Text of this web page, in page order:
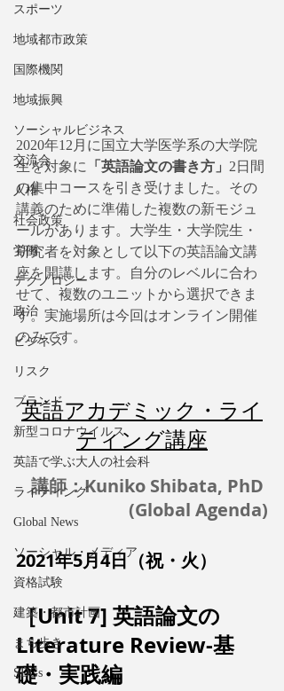
スポーツ
地域都市政策
国際機関
地域振興
ソーシャルビジネス
交流会
人権
社会政策
労働
テクノロジー
政治
ビジネス
リスク
ブランド
新型コロナウイルス
英語で学ぶ大人の社会科
ライティング
Global News
ソーシャル・メディア
資格試験
建築・都市計画
まち歩き
SDGs
2020年12月に国立大学医学系の大学院
生を対象に
「英語論文の書き方」 2日間
の集中コースを引き受けました。その
講義のために準備した複数の新モジュ
ールがあります。大学生・大学院生・
研究者を対象として以下の英語論文講
座を開講します。自分のレベルに合わ
せて、複数のユニットから選択できま
す。実施場所は今回はオンライン開催
のみです。
英語アカデミック・ライ
ティング講座
講師：Kuniko Shibata, PhD
(Global Agenda)
2021年5月4日（祝・火）
［Unit 7] 英語論文の
Literature Review-基
礎・実践編